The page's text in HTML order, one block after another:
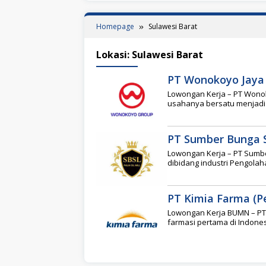
Homepage Sulawesi Barat
Lokasi: Sulawesi Barat
PT Wonokoyo
Lowongan Kerja – PT
usahanya bersatu menjadi
PT Sumber
Lowongan Kerja – PT
dibidang industri
PT Kimia Farma
Lowongan Kerja BUMN –
farmasi pertama di